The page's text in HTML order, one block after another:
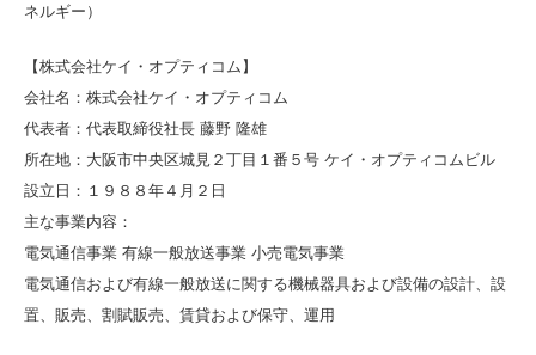
ネルギー）
【株式会社ケイ・オプティコム】
会社名：株式会社ケイ・オプティコム
代表者：代表取締役社長 藤野 隆雄
所在地：大阪市中央区城見２丁目１番５号 ケイ・オプティコムビル
設立日：１９８８年４月２日
主な事業内容：
電気通信事業 有線一般放送事業 小売電気事業
電気通信および有線一般放送に関する機械器具および設備の設計、設
置、販売、割賦販売、賃貸および保守、運用